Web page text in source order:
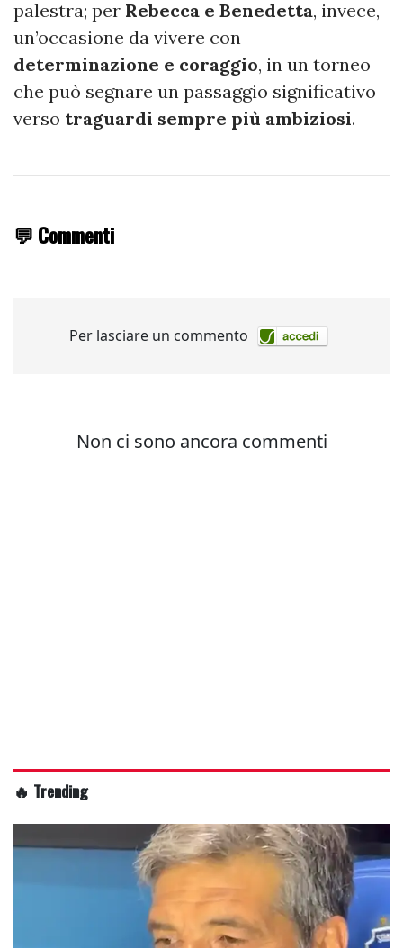
palestra; per Rebecca e Benedetta, invece,
un’occasione da vivere con
determinazione e coraggio, in un torneo
che può segnare un passaggio significativo
verso traguardi sempre più ambiziosi.
💬 Commenti
🔥 Trending